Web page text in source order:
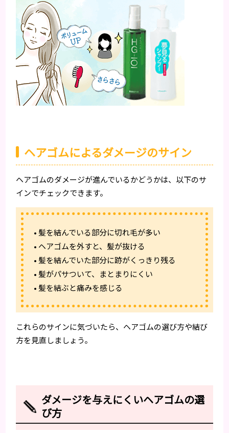
ヘアゴムによるダメージのサイン
ヘアゴムのダメージが進んでいるかどうかは、以下のサ
インでチェックできます。
• 髪を結んでいる部分に切れ毛が多い
• ヘアゴムを外すと、髪が抜ける
• 髪を結んでいた部分に跡がくっきり残る
• 髪がパサついて、まとまりにくい
• 髪を結ぶと痛みを感じる
これらのサインに気づいたら、ヘアゴムの選び方や結び
方を見直しましょう。
ダメージを与えにくいヘアゴムの選
び方